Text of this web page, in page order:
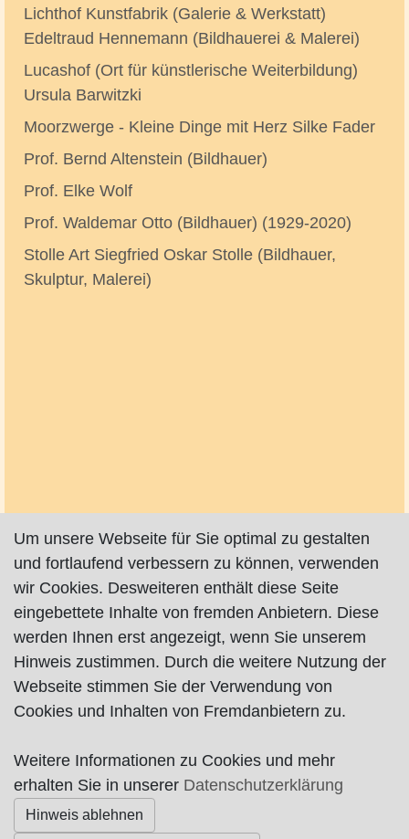
Lichthof Kunstfabrik (Galerie & Werkstatt)
Edeltraud Hennemann (Bildhauerei & Malerei)
Lucashof (Ort für künstlerische Weiterbildung)
Ursula Barwitzki
Moorzwerge - Kleine Dinge mit Herz Silke Fader
Prof. Bernd Altenstein (Bildhauer)
Prof. Elke Wolf
Prof. Waldemar Otto (Bildhauer) (1929-2020)
Stolle Art Siegfried Oskar Stolle (Bildhauer,
Skulptur, Malerei)
Impressum| Datenschutz
Um unsere Webseite für Sie optimal zu gestalten
und fortlaufend verbessern zu können, verwenden
wir Cookies. Desweiteren enthält diese Seite
eingebettete Inhalte von fremden Anbietern. Diese
werden Ihnen erst angezeigt, wenn Sie unserem
Hinweis zustimmen. Durch die weitere Nutzung der
Webseite stimmen Sie der Verwendung von
Cookies und Inhalten von Fremdanbietern zu.
Weitere Informationen zu Cookies und mehr
erhalten Sie in unserer Datenschutzerklärung
Hinweis ablehnen